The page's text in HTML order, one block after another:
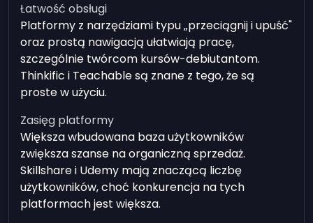
Łatwość obsługi
Platformy z narzędziami typu „przeciągnij i upuść"
oraz prostą nawigacją ułatwiają pracę,
szczególnie twórcom kursów-debiutantom.
Thinkific i Teachable są znane z tego, że są
proste w użyciu.
Zasięg platformy
Większa wbudowana baza użytkowników
zwiększa szanse na organiczną sprzedaż.
Skillshare i Udemy mają znaczącą liczbę
użytkowników, choć konkurencja na tych
platformach jest większa.